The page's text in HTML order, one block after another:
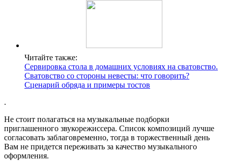
Читайте также:
Сервировка стола в домашних условиях на сватовство.
Сватовство со стороны невесты: что говорить?
Сценарий обряда и примеры тостов
.
Не стоит полагаться на музыкальные подборки
приглашенного звукорежиссера. Список композиций лучше
согласовать заблаговременно, тогда в торжественный день
Вам не придется переживать за качество музыкального
оформления.